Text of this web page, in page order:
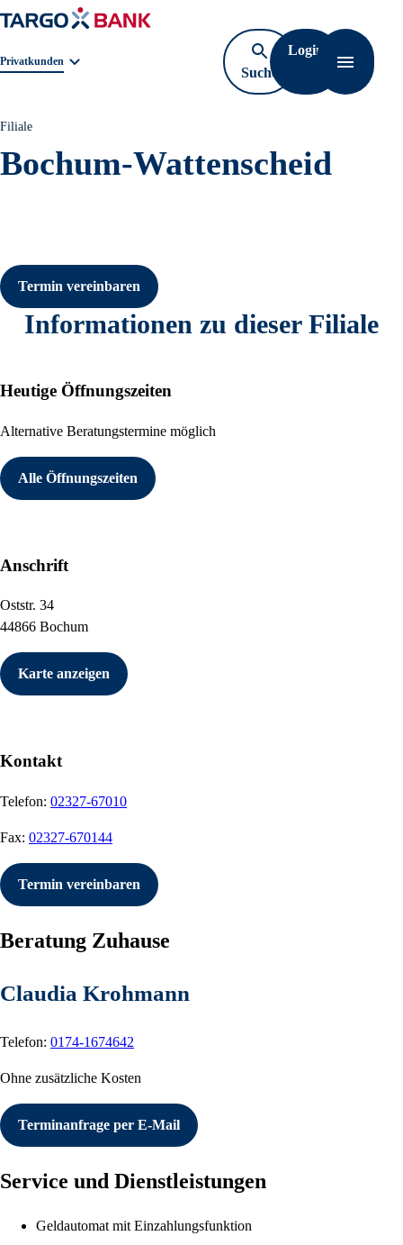
Geschäftsbereichnavigation. Aktuelle Auswahl:
Privatkunden
Suche
öffnen
Login
Filiale
Bochum-Wattenscheid
Termin vereinbaren
Informationen zu dieser Filiale
Heutige Öffnungszeiten
Alternative Beratungstermine möglich
Alle Öffnungszeiten
Anschrift
Oststr. 34
44866 Bochum
Karte anzeigen
Kontakt
Telefon: 02327-67010
Fax: 02327-670144
Termin vereinbaren
Beratung Zuhause
Claudia Krohmann
Telefon: 0174-1674642
Ohne zusätzliche Kosten
Terminanfrage per E-Mail
Service und Dienstleistungen
Geldautomat mit Einzahlungsfunktion